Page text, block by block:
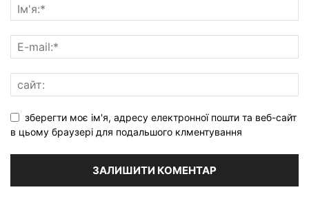
зберегти моє ім'я, адресу електронної пошти та веб-сайт
в цьому браузері для подальшого клментування